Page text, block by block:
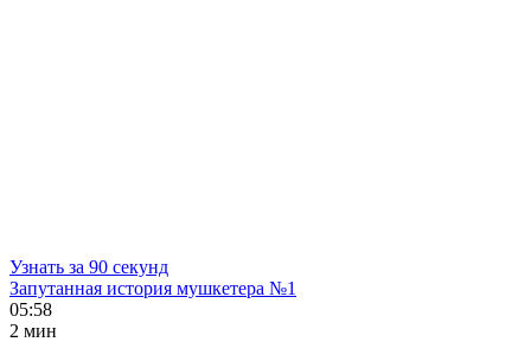
Узнать за 90 секунд
Запутанная история мушкетера №1
05:58
2 мин